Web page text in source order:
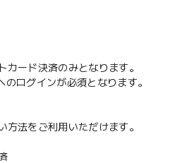
カード決済のみとなります。
のログインが必須となります。
方法をご利用いただけます。